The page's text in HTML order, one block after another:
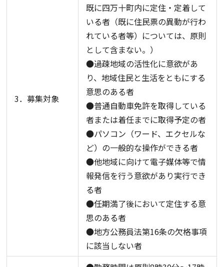
3．募集対象
既に四万十町内に定住・定着して
いる者（既に住民票の異動が行わ
れている者等）については、原則
として含まない。）
●過疎地域の活性化に意欲があ
り、地域住民と生活をともにする
意思のある者
●普通自動車免許を取得している
者または着任までに取得予定の者
●パソコン（ワード、エクセルな
ど）の一般的な操作ができる者
●他地域に向けて電子媒体等で情
報発信を行う意欲があり実行でき
る者
●任期満了後において定住する意
思のある者
●地方公務員法第16条の欠格事項
に該当しない者